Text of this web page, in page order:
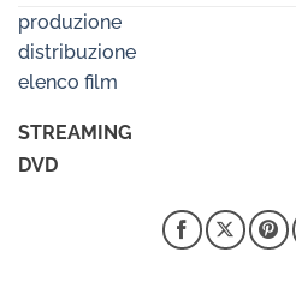
produzione
distribuzione
elenco film
STREAMING
DVD